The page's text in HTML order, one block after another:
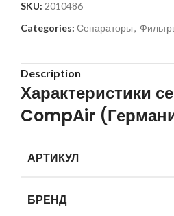
SKU: 2010486
Categories: Сепараторы,
Description
Характеристики
CompAir
АРТИКУЛ
БРЕНД